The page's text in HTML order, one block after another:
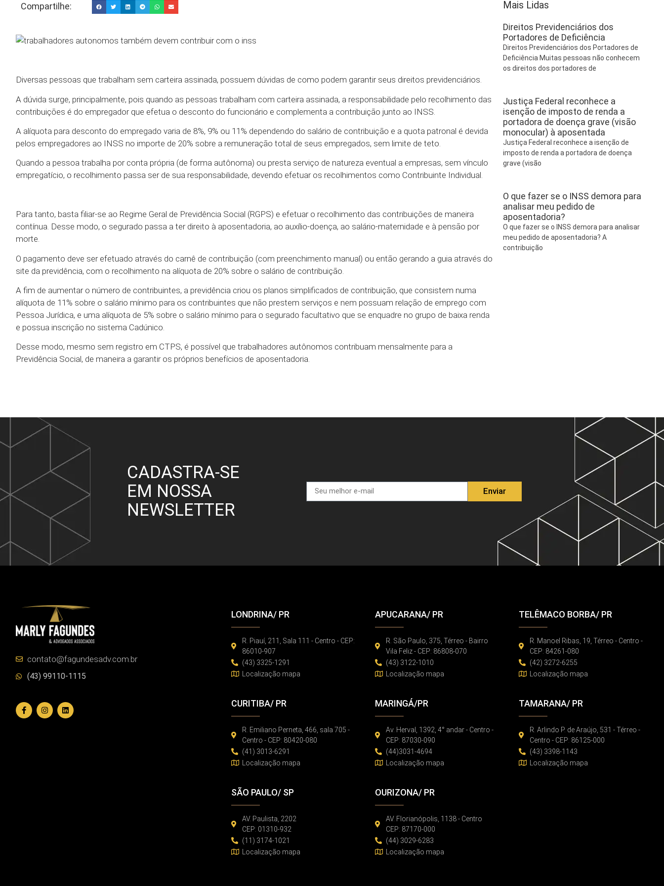
Compartilhe:
Diversas pessoas que trabalham sem carteira assinada, possuem dúvidas de como podem garantir seus direitos previdenciários.
A dúvida surge, principalmente, pois quando as pessoas trabalham com carteira assinada, a responsabilidade pelo recolhimento das
contribuições é do empregador que efetua o desconto do funcionário e complementa a contribuição junto ao INSS.
A alíquota para desconto do empregado varia de 8%, 9% ou 11% dependendo do salário de contribuição e a quota patronal é devida
pelos empregadores ao INSS no importe de 20% sobre a remuneração total de seus empregados, sem limite de teto.
Quando a pessoa trabalha por conta própria (de forma autônoma) ou presta serviço de natureza eventual a empresas, sem vínculo
empregatício, o recolhimento passa ser de sua responsabilidade, devendo efetuar os recolhimentos como Contribuinte Individual.
Para tanto, basta filiar-se ao Regime Geral de Previdência Social (RGPS) e efetuar o recolhimento das contribuições de maneira
contínua. Desse modo, o segurado passa a ter direito à aposentadoria, ao auxílio-doença, ao salário-maternidade e à pensão por
morte.
O pagamento deve ser efetuado através do carnê de contribuição (com preenchimento manual) ou então gerando a guia através do
site da previdência, com o recolhimento na alíquota de 20% sobre o salário de contribuição.
A fim de aumentar o número de contribuintes, a previdência criou os planos simplificados de contribuição, que consistem numa
alíquota de 11% sobre o salário mínimo para os contribuintes que não prestem serviços e nem possuam relação de emprego com
Pessoa Jurídica, e uma alíquota de 5% sobre o salário mínimo para o segurado facultativo que se enquadre no grupo de baixa renda
e possua inscrição no sistema Cadúnico.
Desse modo, mesmo sem registro em CTPS, é possível que trabalhadores autônomos contribuam mensalmente para a
Previdência Social, de maneira a garantir os próprios benefícios de aposentadoria.
Mais Lidas
Direitos Previdenciários dos
Portadores de Deficiência
Direitos Previdenciários dos Portadores de
Deficiência Muitas pessoas não conhecem
os direitos dos portadores de
Justiça Federal reconhece a
isenção de imposto de renda a
portadora de doença grave (visão
monocular) à aposentada
Justiça Federal reconhece a isenção de
imposto de renda a portadora de doença
grave (visão
O que fazer se o INSS demora para
analisar meu pedido de
aposentadoria?
O que fazer se o INSS demora para analisar
meu pedido de aposentadoria? A
contribuição
CADASTRA-SE
EM NOSSA
NEWSLETTER
Enviar
contato@fagundesadv.com.br
(43) 99110-1115
LONDRINA/ PR
R. Piauí, 211, Sala 111 - Centro - CEP:
86010-907
(43) 3325-1291
Localização mapa
CURITIBA/ PR
R. Emiliano Perneta, 466, sala 705 -
Centro - CEP: 80420-080
(41) 3013-6291
Localização mapa
SÃO PAULO/ SP
AV. Paulista, 2202
CEP: 01310-932
(11) 3174-1021
Localização mapa
APUCARANA/ PR
R. São Paulo, 375, Térreo - Bairro
Vila Feliz - CEP: 86808-070
(43) 3122-1010
Localização mapa
MARINGÁ/PR
Av. Herval, 1392, 4° andar - Centro -
CEP: 87030-090
(44)3031-4694
Localização mapa
OURIZONA/ PR
AV. Florianópolis, 1138 - Centro
CEP: 87170-000
(44) 3029-6283
Localização mapa
TELÊMACO BORBA/ PR
R. Manoel Ribas, 19, Térreo - Centro -
CEP: 84261-080
(42) 3272-6255
Localização mapa
TAMARANA/ PR
R. Arlindo P. de Araújo, 531 - Térreo -
Centro - CEP: 86125-000
(43) 3398-1143
Localização mapa